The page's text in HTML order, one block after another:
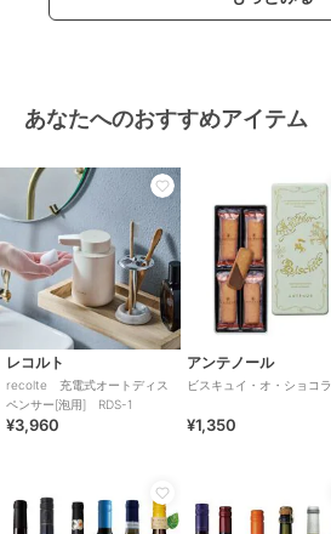
あなたへのおすすめアイテム
レコルト
recolte 充電式オートディス
ペンサー[泡用] RDS-1
¥3,960
アンテノール
ビスキュイ・オ・ショコラ
¥1,350